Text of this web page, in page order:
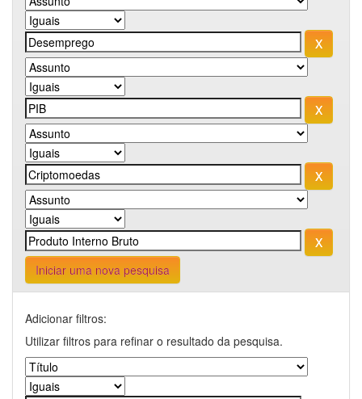
Iniciar uma nova pesquisa
Adicionar filtros:
Utilizar filtros para refinar o resultado da pesquisa.